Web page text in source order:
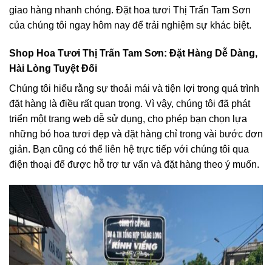
giao hàng nhanh chóng. Đặt hoa tươi Thị Trấn Tam Sơn
của chúng tôi ngay hôm nay để trải nghiệm sự khác biệt.
Shop Hoa Tươi Thị Trấn Tam Sơn: Đặt Hàng Dễ Dàng,
Hài Lòng Tuyệt Đối
Chúng tôi hiểu rằng sự thoải mái và tiện lợi trong quá trình
đặt hàng là điều rất quan trọng. Vì vậy, chúng tôi đã phát
triển một trang web dễ sử dụng, cho phép bạn chọn lựa
những bó hoa tươi đẹp và đặt hàng chỉ trong vài bước đơn
giản. Bạn cũng có thể liên hệ trực tiếp với chúng tôi qua
điện thoại để được hỗ trợ tư vấn và đặt hàng theo ý muốn.